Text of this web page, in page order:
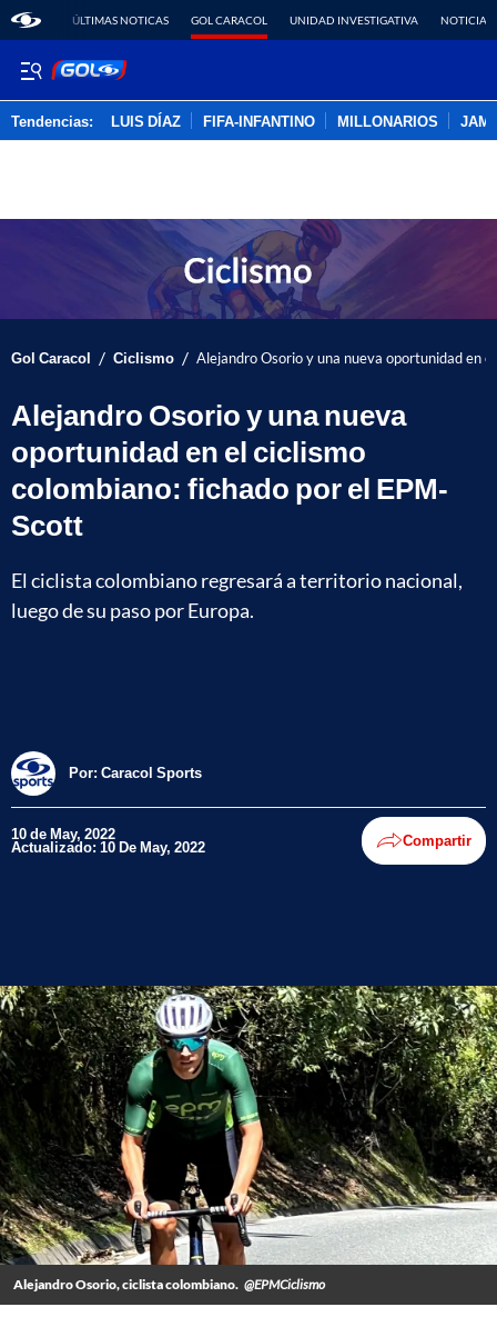
ÚLTIMAS NOTICAS GOL CARACOL UNIDAD INVESTIGATIVA NOTICIAS
Tendencias: LUIS DÍAZ FIFA-INFANTINO MILLONARIOS
Gol Caracol / Ciclismo / Alejandro Osorio y una nueva oportunidad en
Alejandro Osorio y una nueva
oportunidad en el ciclismo
colombiano: fichado por el EPM-
Scott
El ciclista colombiano regresará a territorio nacional,
luego de su paso por Europa.
Por: Caracol Sports
10 de May, 2022
Actualizado: 10 De May, 2022 Compartir
Alejandro Osorio, ciclista colombiano. @EPMCiclismo